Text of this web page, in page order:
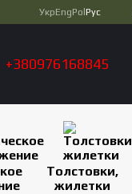
УкрEngPol Рус
+380976168845
Толстовки,
жилетки